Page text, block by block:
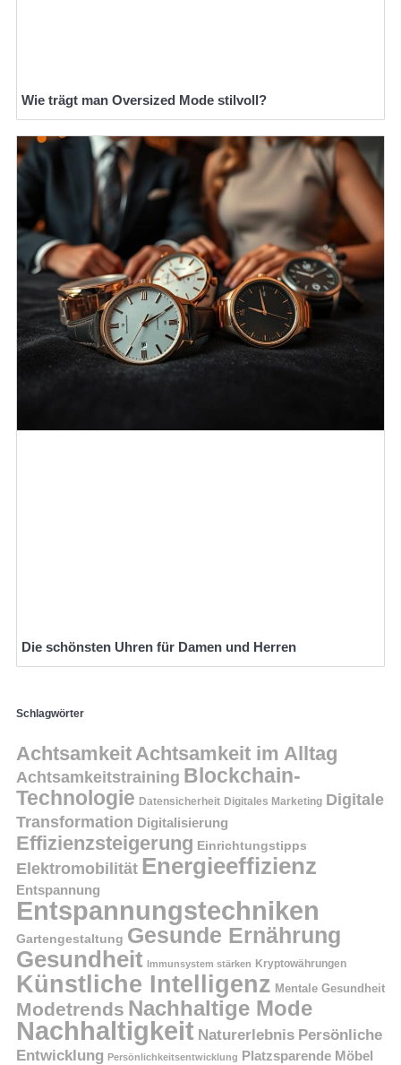
Wie trägt man Oversized Mode stilvoll?
Die schönsten Uhren für Damen und Herren
Schlagwörter
Achtsamkeit Achtsamkeit im Alltag
Achtsamkeitstraining Blockchain-
Technologie Datensicherheit Digitales Marketing Digitale
Transformation Digitalisierung
Effizienzsteigerung Einrichtungstipps
Elektromobilität Energieeffizienz
Entspannung
Entspannungstechniken
Gartengestaltung Gesunde Ernährung
Gesundheit Immunsystem stärken Kryptowährungen
Künstliche Intelligenz Mentale Gesundheit
Modetrends Nachhaltige Mode
Nachhaltigkeit Naturerlebnis Persönliche
Entwicklung Persönlichkeitsentwicklung Platzsparende Möbel